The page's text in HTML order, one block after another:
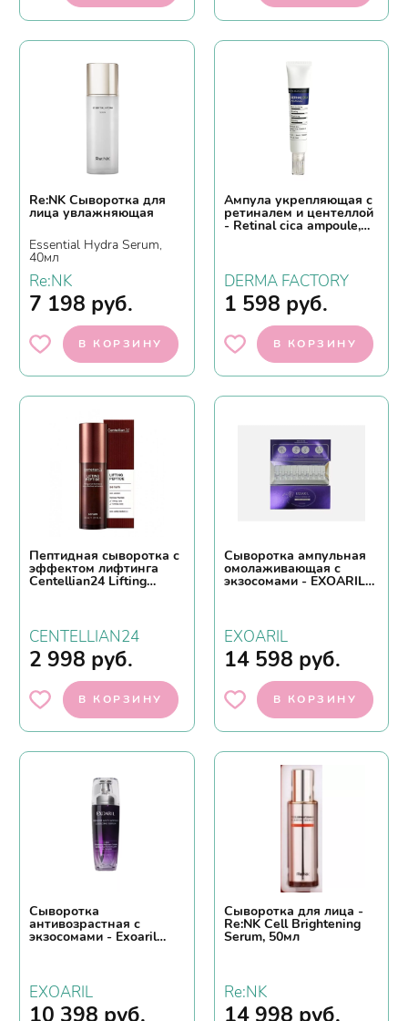
Re:NK Сыворотка для
лица увлажняющая
Essential Hydra Serum,
40мл
Re:NK
7 198 руб.
В КОРЗИНУ
Ампула укрепляющая с
ретиналем и центеллой
- Retinal cica ampoule,
30млDerma Factory
DERMA FACTORY
1 598 руб.
В КОРЗИНУ
Пептидная сыворотка с
эффектом лифтинга
Centellian24 Lifting
CENTELLIAN24
2 998 руб.
В КОРЗИНУ
Сыворотка ампульная
омолаживающая с
экзосомами - EXOARIL
EXOARIL
14 598 руб.
В КОРЗИНУ
Сыворотка
антивозрастная с
экзосомами - Exoaril
EXOARIL
10 398 руб.
Сыворотка для лица -
Re:NK Cell Brightening
Serum, 50мл
Re:NK
14 998 руб.